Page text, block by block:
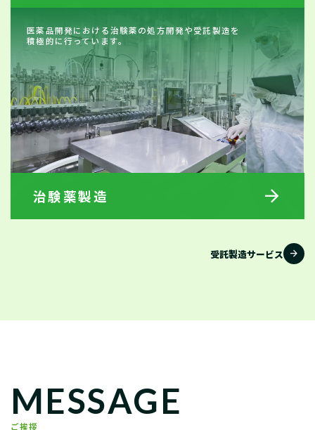
医薬品開発における治験薬の処方開発や受託製造を
積極的に行っています。
治験薬製造 arrow_forward
受託製造サービス arrow_forward
MESSAGE
ご挨拶